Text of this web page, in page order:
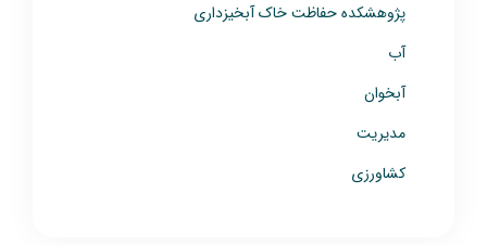
پژوهشکده حفاظت خاک آبخیزداری
آب
آبخوان
مدیریت
کشاورزی